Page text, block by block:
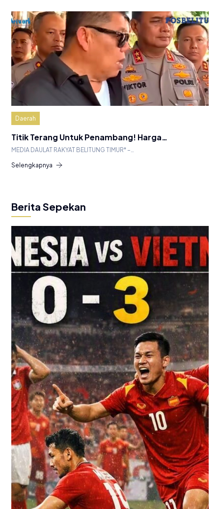
Daerah
Titik Terang Untuk Penambang! Harga…
MEDIA DAULAT RAKYAT BELITUNG TIMUR* –…
Selengkapnya
Berita Sepekan